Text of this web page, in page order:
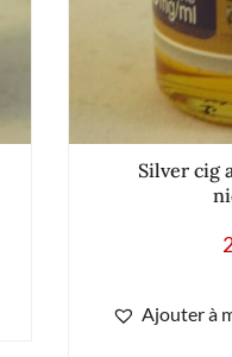
Silver cig
Ajouter à